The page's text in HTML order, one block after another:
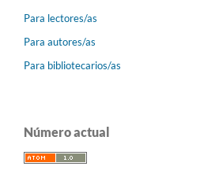
Para lectores/as
Para autores/as
Para bibliotecarios/as
Número actual